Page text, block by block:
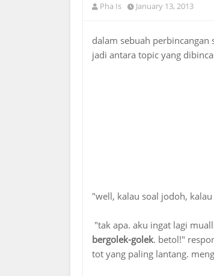
Pha Is January 13, 2013
dalam sebuah
jadi antara topic yang
"well, kalau soal jodoh,
"tak apa. aku ingat lagi
bergolek-golek. betol!"
tot yang paling lantang.